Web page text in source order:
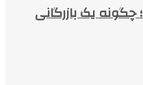
آراد برندینگ در سال ۱۴۰۴؛ چگونه یک بازرگانی